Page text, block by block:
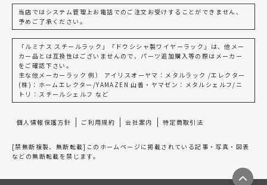
当店ではシステム管理上お電話でのご注文お受けすることができません、
予めご了承ください。
「ルミナス スチールラック」「ドウシシャ製ワイヤーラック」は、他メー
カー品とは互換性はございませんので、パーツ追加購入等の際はメーカー
をご確認下さい。
主な他メーカーラック 例） アイリスオーヤマ：メタルラック /エレクター
(株)：ホームエレクター/YAMAZEN 山善・ヤマゼン：メタルシェルフ/ニ
トリ：スチールシェルフ など
個人情報保護方針 ご利用規約 会社案内 特定商取引法
[禁無断複製、無断転載]このホームページに掲載されている記事・写真・図表
などの無断転載を禁じます。